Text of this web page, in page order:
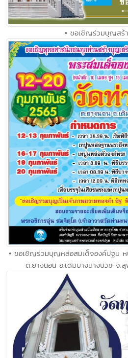
• ขอเชิญร่วมบุญสร้
• ขอเชิญร่วมบุญหล่อสมเด็จองค์ปฐม ห
ต.ยางนอน อ.เดิมบางนางบวช จ